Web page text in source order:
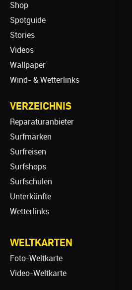
Shop
Spotguide
Stories
Videos
Wallpaper
Wind- & Wetterlinks
VERZEICHNIS
Reparaturanbieter
Surfmarken
Surfreisen
Surfshops
Surfschulen
Unterkünfte
Wetterlinks
WELTKARTEN
Foto-Weltkarte
Video-Weltkarte